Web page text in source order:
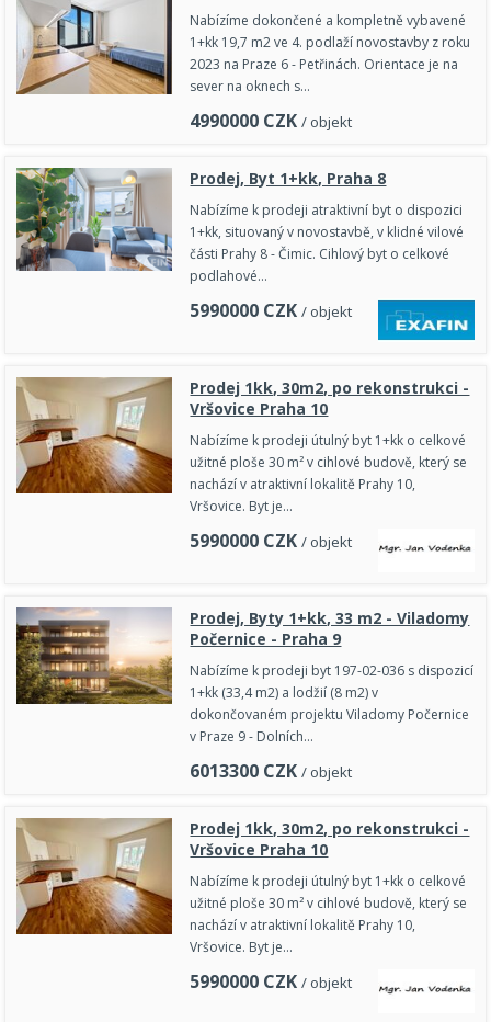
Nabízíme dokončené a kompletně vybavené
1+kk 19,7 m2 ve 4. podlaží novostavby z roku
2023 na Praze 6 - Petřinách. Orientace je na
sever na oknech s…
4990000 CZK / objekt
Prodej, Byt 1+kk, Praha 8
Nabízíme k prodeji atraktivní byt o dispozici
1+kk, situovaný v novostavbě, v klidné vilové
části Prahy 8 - Čimic. Cihlový byt o celkové
podlahové…
5990000 CZK / objekt
Prodej 1kk, 30m2, po rekonstrukci -
Vršovice Praha 10
Nabízíme k prodeji útulný byt 1+kk o celkové
užitné ploše 30 m² v cihlové budově, který se
nachází v atraktivní lokalitě Prahy 10,
Vršovice. Byt je…
5990000 CZK / objekt
Prodej, Byty 1+kk, 33 m2 - Viladomy
Počernice - Praha 9
Nabízíme k prodeji byt 197-02-036 s dispozicí
1+kk (33,4 m2) a lodžií (8 m2) v
dokončovaném projektu Viladomy Počernice
v Praze 9 - Dolních…
6013300 CZK / objekt
Prodej 1kk, 30m2, po rekonstrukci -
Vršovice Praha 10
Nabízíme k prodeji útulný byt 1+kk o celkové
užitné ploše 30 m² v cihlové budově, který se
nachází v atraktivní lokalitě Prahy 10,
Vršovice. Byt je…
5990000 CZK / objekt